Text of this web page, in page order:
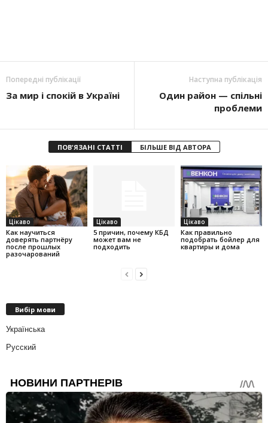
Попередні публікації
За мир і спокій в Україні
Наступна публікація
Один район — спільні
проблеми
ПОВ'ЯЗАНІ СТАТТІ БІЛЬШЕ ВІД АВТОРА
Цікаво
Как научиться
доверять партнёру
после прошлых
разочарований
Цікаво
5 причин, почему КБД
может вам не
подходить
Цікаво
Как правильно
подобрать бойлер для
квартиры и дома
Вибір мови
Українська
Русский